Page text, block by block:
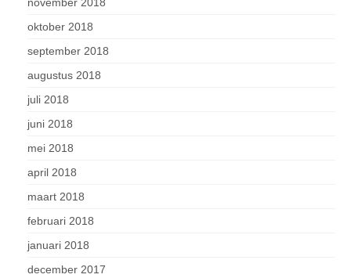
oktober 2018
september 2018
augustus 2018
juli 2018
juni 2018
mei 2018
april 2018
maart 2018
februari 2018
januari 2018
december 2017